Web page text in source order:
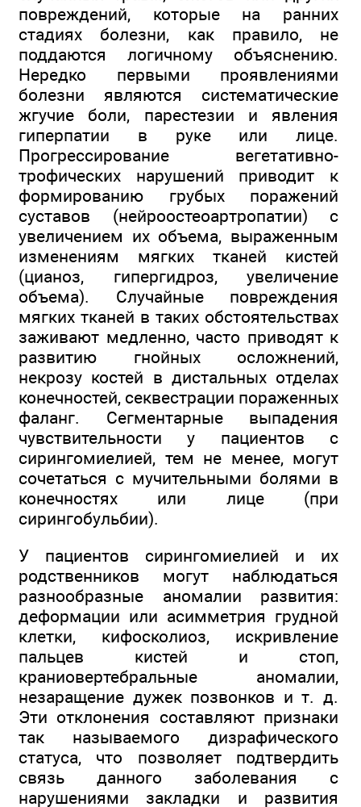
повреждений, которые на ранних
стадиях болезни, как правило, не
поддаются логичному объяснению.
Нередко первыми проявлениями
болезни являются систематические
жгучие боли, парестезии и явления
гиперпатии в руке или лице.
Прогрессирование вегетативно-
трофических нарушений приводит к
формированию грубых поражений
суставов (нейроостеоартропатии) с
увеличением их объема, выраженным
изменениям мягких тканей кистей
(цианоз, гипергидроз, увеличение
объема). Случайные повреждения
мягких тканей в таких обстоятельствах
заживают медленно, часто приводят к
развитию гнойных осложнений,
некрозу костей в дистальных отделах
конечностей, секвестрации пораженных
фаланг. Сегментарные выпадения
чувствительности у пациентов с
сирингомиелией, тем не менее, могут
сочетаться с мучительными болями в
конечностях или лице (при
сирингобульбии).
У пациентов сирингомиелией и их
родственников могут наблюдаться
разнообразные аномалии развития:
деформации или асимметрия грудной
клетки, кифосколиоз, искривление
пальцев кистей и стоп,
краниовертебральные аномалии,
незаращение дужек позвонков и т. д.
Эти отклонения составляют признаки
так называемого дизрафического
статуса, что позволяет подтвердить
связь данного заболевания с
нарушениями закладки и развития